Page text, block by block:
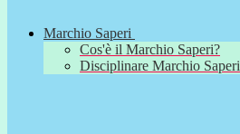
Marchio Saperi
Cos'è il Marchio Saperi?
Disciplinare Marchio Saperi